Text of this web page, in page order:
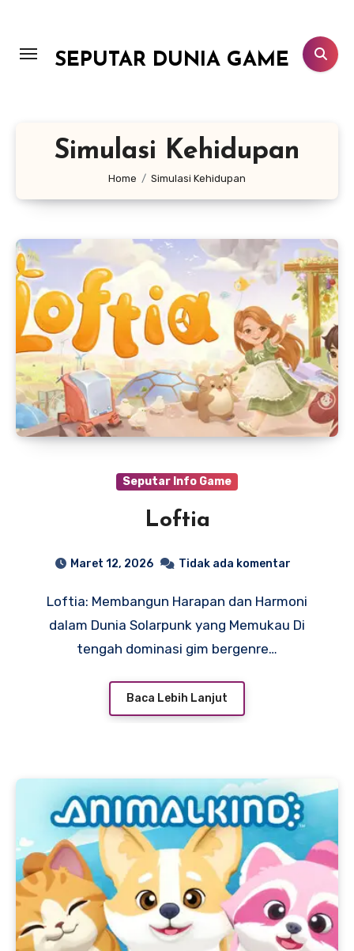
konten
SEPUTAR DUNIA GAME
Simulasi Kehidupan
Home Simulasi Kehidupan
Seputar Info Game
Loftia
Maret 12, 2026 Tidak ada komentar
Loftia: Membangun Harapan dan Harmoni
dalam Dunia Solarpunk yang Memukau Di
tengah dominasi gim bergenre…
Baca Lebih Lanjut